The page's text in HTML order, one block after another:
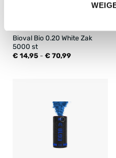
Bioval Bio 0.20 White Zak
5000 st
€ 14,95 - € 70,99Prijsklasse: